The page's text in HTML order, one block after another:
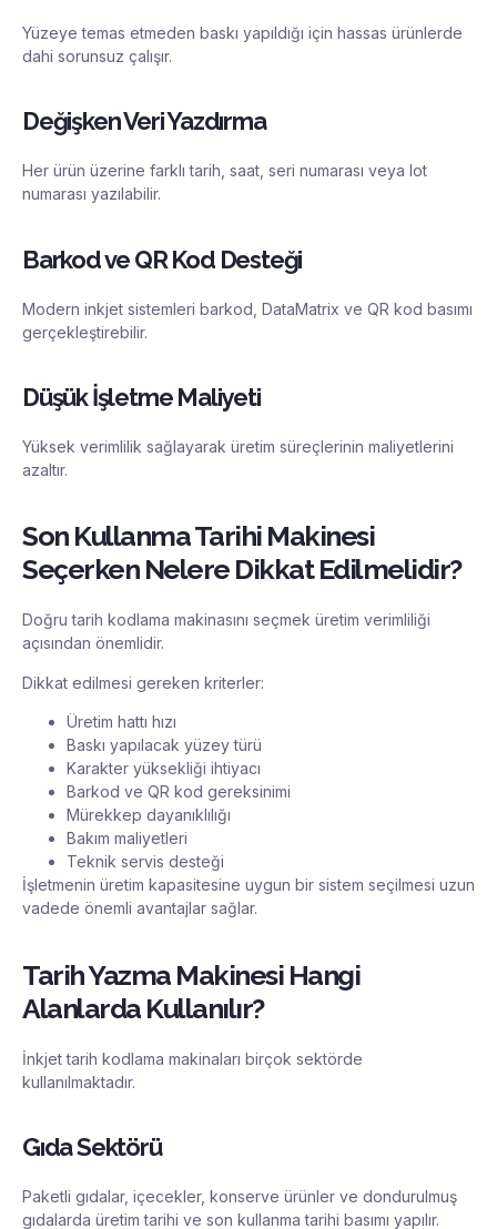
Yüzeye temas etmeden baskı yapıldığı için hassas ürünlerde
dahi sorunsuz çalışır.
Değişken Veri Yazdırma
Her ürün üzerine farklı tarih, saat, seri numarası veya lot
numarası yazılabilir.
Barkod ve QR Kod Desteği
Modern inkjet sistemleri barkod, DataMatrix ve QR kod basımı
gerçekleştirebilir.
Düşük İşletme Maliyeti
Yüksek verimlilik sağlayarak üretim süreçlerinin maliyetlerini
azaltır.
Son Kullanma Tarihi Makinesi
Seçerken Nelere Dikkat Edilmelidir?
Doğru tarih kodlama makinasını seçmek üretim verimliliği
açısından önemlidir.
Dikkat edilmesi gereken kriterler:
Üretim hattı hızı
Baskı yapılacak yüzey türü
Karakter yüksekliği ihtiyacı
Barkod ve QR kod gereksinimi
Mürekkep dayanıklılığı
Bakım maliyetleri
Teknik servis desteği
İşletmenin üretim kapasitesine uygun bir sistem seçilmesi uzun
vadede önemli avantajlar sağlar.
Tarih Yazma Makinesi Hangi
Alanlarda Kullanılır?
İnkjet tarih kodlama makinaları birçok sektörde
kullanılmaktadır.
Gıda Sektörü
Paketli gıdalar, içecekler, konserve ürünler ve dondurulmuş
gıdalarda üretim tarihi ve son kullanma tarihi basımı yapılır.